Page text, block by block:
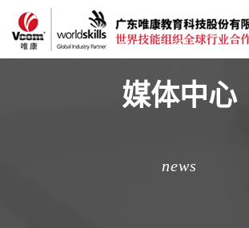
媒体中心
news